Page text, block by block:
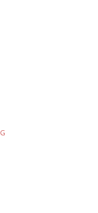
Aber sehen Sie